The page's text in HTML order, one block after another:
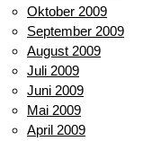
Oktober 2009
September 2009
August 2009
Juli 2009
Juni 2009
Mai 2009
April 2009